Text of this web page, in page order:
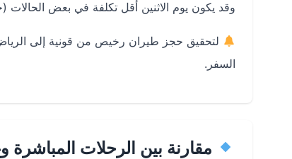
وقد يكون يوم الاثنين أقل تكلفة في بعض
السفر.
مقارنة بين الرحلات المباشرة